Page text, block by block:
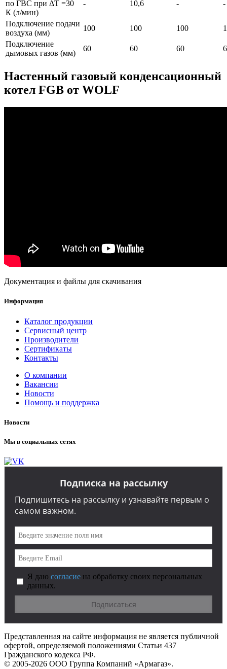
по ГВС при ΔТ =30
К (л/мин)
- 10,6 - -
Подключение подачи
воздуха (мм)
100 100 100
Подключение
дымовых газов (мм)
60 60 60
Настенный газовый конденсационный
котел FGB от WOLF
Документация и файлы для скачивания
Информация
Каталог продукции
Сервисный центр
Производители
Сертификаты
Контакты
О компании
Вакансии
Новости
Помощь и поддержка
Новости
Мы в социальных сетях
Подписка на рассылку
Подпишитесь на рассылку и узнавайте первым о
самом важном.
Я даю согласие на обработку своих персональных
данных.
Представленная на сайте информация не является публичной
офертой, определяемой положениями Статьи 437
Гражданского кодекса РФ.
© 2005-2026 ООО Группа Компаний «Армагаз».